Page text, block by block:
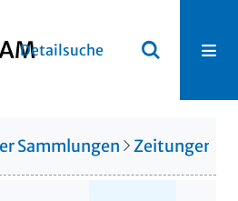
Detailsuche
Sammlungen Zeitungen